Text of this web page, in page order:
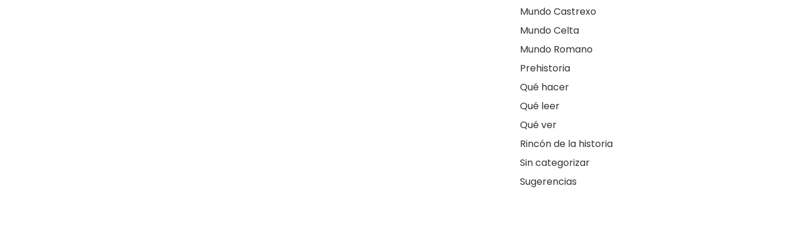
Mundo Castrexo
Mundo Celta
Mundo Romano
Prehistoria
Qué hacer
Qué leer
Qué ver
Rincón de la historia
Sin categorizar
Sugerencias